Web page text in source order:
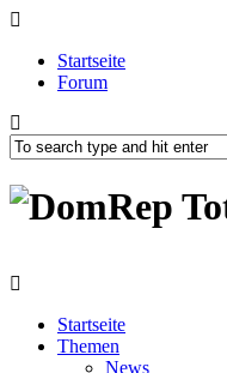
Startseite
Forum
Startseite
Themen
News